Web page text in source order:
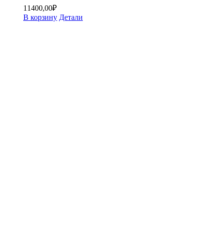
11400,00₽
В корзину Детали